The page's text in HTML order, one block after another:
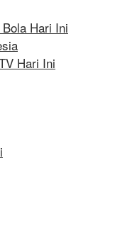
Hari Ini
Hari Ini